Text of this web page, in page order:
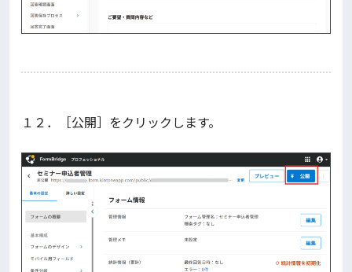
１２．［公開］をクリックします。